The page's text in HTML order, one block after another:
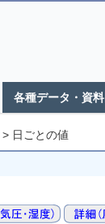
各種データ・資料
> 日ごとの値